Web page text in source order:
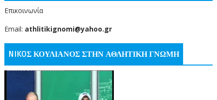
Επικοινωνία
Email: athlitikignomi@yahoo.gr
NIKOΣ ΚΟΥΛΙΑΝΟΣ ΣΤΗΝ ΑΘΛΗΤΙΚΗ ΓΝΩΜΗ